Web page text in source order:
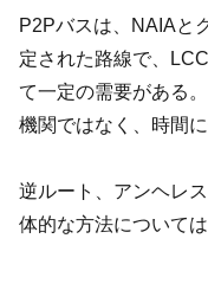
P2Pバスは、NAIAと
定された路線で、
て一定の需要がある
機関ではなく、時間
逆ルート、アンヘレ
体的な方法については